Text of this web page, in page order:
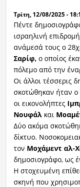
Εκπομπές
Πολιτισμός
Τρίτη, 12/08/2025 -
Πέντε
ισραηλινή
ανάμεσά τους ο
Σαρίφ, ο οποίος
πόλεμο από την
Οι άλλοι τέσσερις
σκοτώθηκαν ήταν ο
οι εικονολήπτες
Νουφάλκαι
Δύο ακόμα
δίκτυο.
τον Μοχάμεντ αλ-
δημοσιογράφο, ως
Η στοχευμένη
σκηνή που